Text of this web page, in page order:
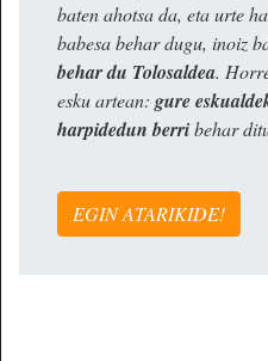
baten ahotsa da, eta urte
babesa behar dugu, inoiz
behar du Tolosaldea.
esku artean: gure
harpidedun berribehar
EGIN ATARIKIDE!